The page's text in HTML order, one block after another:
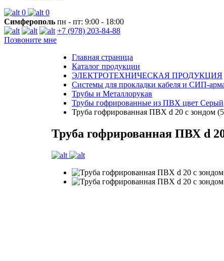
0
0
Симферополь пн - пт: 9:00 - 18:00
+7 (978) 203-84-88
Позвоните мне
Главная страница
Каталог продукции
ЭЛЕКТРОТЕХНИЧЕСКАЯ ПРОДУКЦИЯ
Системы для прокладки кабеля и СИП-
Трубы и Металлорукав
Трубы гофрированные из ПВХ цвет Серый
Труба гофрированная ПВХ d 20 с зондом
Труба гофрированная ПВХ d